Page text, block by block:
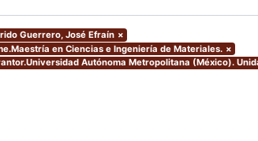
Guerrero, José Efraín ×
en Ciencias e Ingeniería de Materiales. ×
Autónoma Metropolitana (México).